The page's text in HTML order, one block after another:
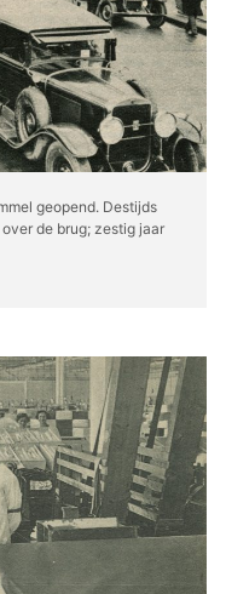
geopend. Destijds
de brug; zestig jaar